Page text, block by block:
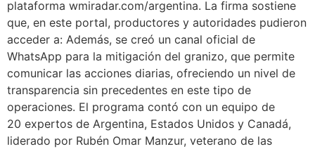
plataforma wmiradar.com/argentina. La firma sostiene
que, en este portal, productores y autoridades pudieron
acceder a: Además, se creó un canal oficial de
WhatsApp para la mitigación del granizo, que permite
comunicar las acciones diarias, ofreciendo un nivel de
transparencia sin precedentes en este tipo de
operaciones. El programa contó con un equipo de
20 expertos de Argentina, Estados Unidos y Canadá,
liderado por Rubén Omar Manzur, veterano de las